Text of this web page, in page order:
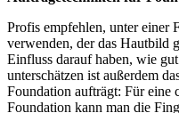
Profis empfehlen, unter einer
verwenden, der das Hautbild
Einfluss darauf haben, wie
unterschätzen ist außerdem
Foundation aufträgt: Für eine
Foundation kann man die